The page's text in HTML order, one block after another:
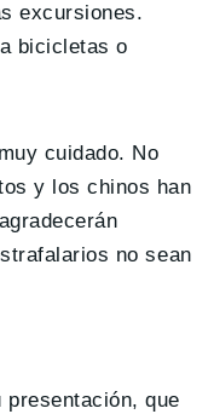
excursiones.
bicicletas o
cuidado. No
y los chinos han
no sean
que